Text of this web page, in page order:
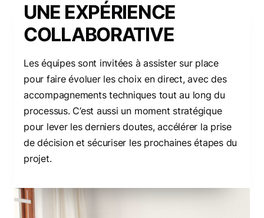
UNE EXPÉRIENCE
COLLABORATIVE
Les équipes sont invitées à assister sur place
pour faire évoluer les choix en direct, avec des
accompagnements techniques tout au long du
processus. C’est aussi un moment stratégique
pour lever les derniers doutes, accélérer la prise
de décision et sécuriser les prochaines étapes du
projet.